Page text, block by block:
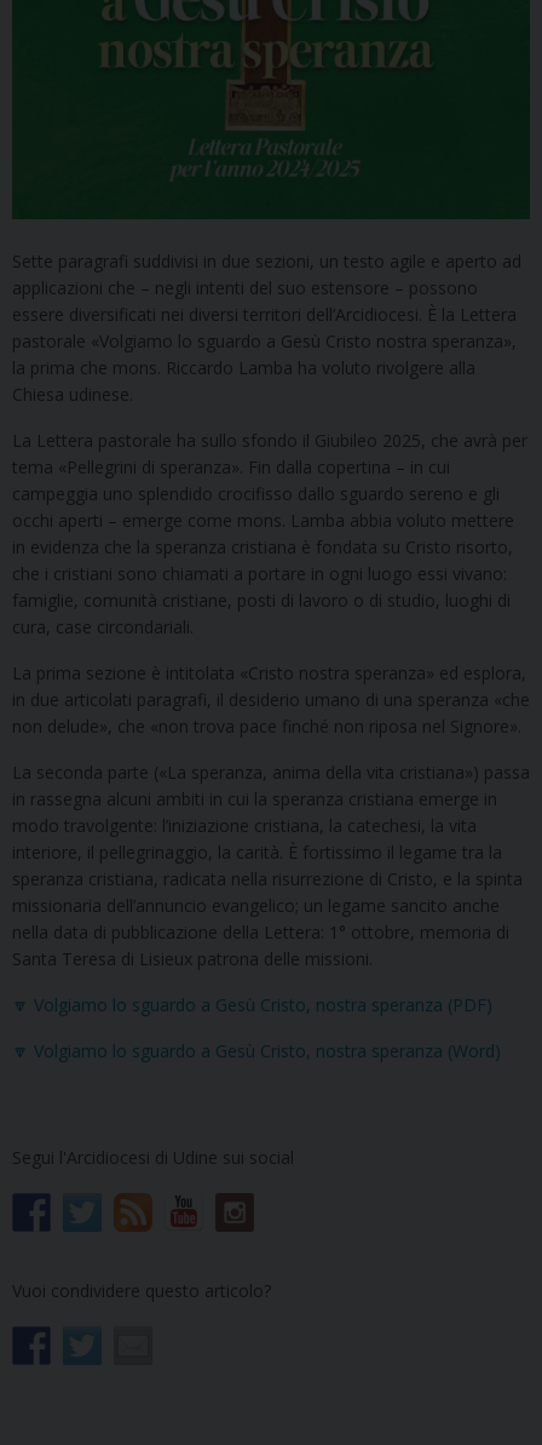
Sette paragrafi suddivisi in due sezioni, un testo agile e aperto ad
applicazioni che – negli intenti del suo estensore – possono
essere diversificati nei diversi territori dell’Arcidiocesi. È la Lettera
pastorale «Volgiamo lo sguardo a Gesù Cristo nostra speranza»,
la prima che mons. Riccardo Lamba ha voluto rivolgere alla
Chiesa udinese.
La Lettera pastorale ha sullo sfondo il Giubileo 2025, che avrà per
tema «Pellegrini di speranza». Fin dalla copertina – in cui
campeggia uno splendido crocifisso dallo sguardo sereno e gli
occhi aperti – emerge come mons. Lamba abbia voluto mettere
in evidenza che la speranza cristiana è fondata su Cristo risorto,
che i cristiani sono chiamati a portare in ogni luogo essi vivano:
famiglie, comunità cristiane, posti di lavoro o di studio, luoghi di
cura, case circondariali.
La prima sezione è intitolata «Cristo nostra speranza» ed esplora,
in due articolati paragrafi, il desiderio umano di una speranza «che
non delude», che «non trova pace finché non riposa nel Signore».
La seconda parte («La speranza, anima della vita cristiana») passa
in rassegna alcuni ambiti in cui la speranza cristiana emerge in
modo travolgente: l’iniziazione cristiana, la catechesi, la vita
interiore, il pellegrinaggio, la carità. È fortissimo il legame tra la
speranza cristiana, radicata nella risurrezione di Cristo, e la spinta
missionaria dell’annuncio evangelico; un legame sancito anche
nella data di pubblicazione della Lettera: 1° ottobre, memoria di
Santa Teresa di Lisieux patrona delle missioni.
🔽 Volgiamo lo sguardo a Gesù Cristo, nostra speranza (PDF)
🔽 Volgiamo lo sguardo a Gesù Cristo, nostra speranza (Word)
Segui l'Arcidiocesi di Udine sui social
Vuoi condividere questo articolo?